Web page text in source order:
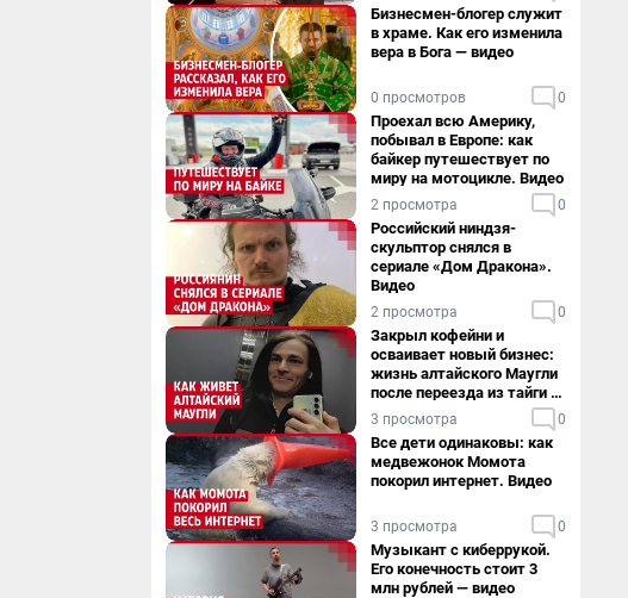
Бизнесмен-блогер служит
в храме. Как его изменила
вера в Бога — видео
0 просмотров 0
Проехал всю Америку,
побывал в Европе: как
байкер путешествует по
миру на мотоцикле. Видео
2 просмотра 0
Российский ниндзя-
скульптор снялся в
сериале «Дом Дракона».
Видео
2 просмотра 0
Закрыл кофейни и
осваивает новый бизнес:
жизнь алтайского Маугли
после переезда из тайги в
столицу
3 просмотра 0
Все дети одинаковы: как
медвежонок Момота
покорил интернет. Видео
3 просмотра 0
Музыкант с киберрукой.
Его конечность стоит 3
млн рублей — видео